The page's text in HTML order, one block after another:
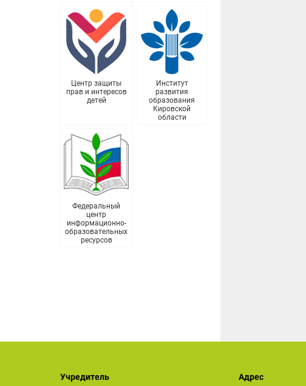
Центр защиты
прав и интересов
детей
Институт
развития
образования
Кировской
области
Федеральный
центр
информационно-
образовательных
ресурсов
Учредитель
Адрес